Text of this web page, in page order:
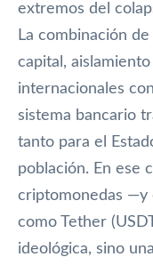
extremos del
La combinación
capital,
internacionales
sistema bancario
tanto para el
población. En ese
criptomonedas —y
como Tether
ideológica, sino una